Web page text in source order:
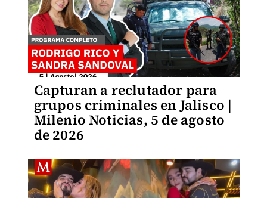
Capturan a reclutador para
grupos criminales en Jalisco |
Milenio Noticias, 5 de agosto
de 2026